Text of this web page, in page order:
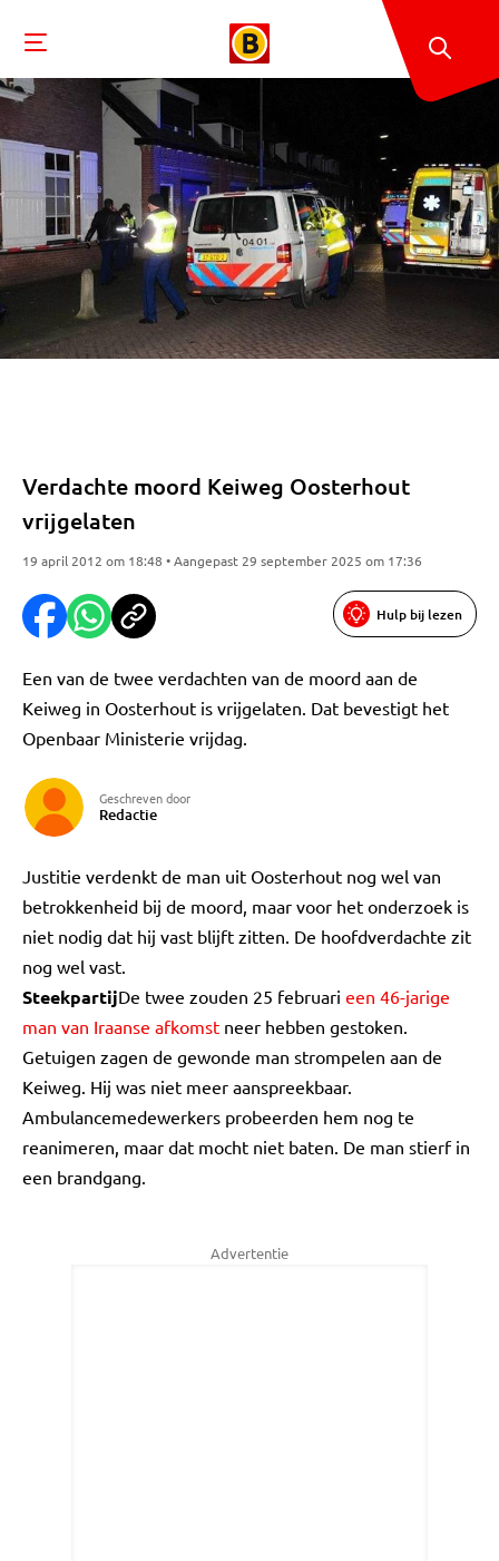
Verdachte moord Keiweg Oosterhout
vrijgelaten
19 april 2012 om 18:48 • Aangepast 29 september 2025 om 17:36
Hulp bij lezen
Een van de twee verdachten van de moord aan de
Keiweg in Oosterhout is vrijgelaten. Dat bevestigt het
Openbaar Ministerie vrijdag.
Geschreven door
Redactie
Justitie verdenkt de man uit Oosterhout nog wel van
betrokkenheid bij de moord, maar voor het onderzoek is
niet nodig dat hij vast blijft zitten. De hoofdverdachte zit
nog wel vast.
SteekpartijDe twee zouden 25 februari een 46-jarige
man van Iraanse afkomst neer hebben gestoken.
Getuigen zagen de gewonde man strompelen aan de
Keiweg. Hij was niet meer aanspreekbaar.
Ambulancemedewerkers probeerden hem nog te
reanimeren, maar dat mocht niet baten. De man stierf in
een brandgang.
Advertentie